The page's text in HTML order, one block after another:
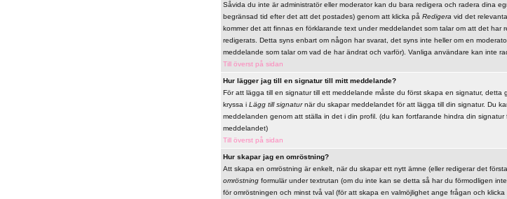
Såvida du inte är administratör eller moderator kan du bara redigera och radera dina
begränsad tid efter det att det postades) genom att klicka på Redigera vid det
kommer det att finnas en förklarande text under meddelandet som talar om att det
redigerats. Detta syns enbart om någon har svarat, det syns inte heller om en
meddelande som talar om vad de har ändrat och varför). Vanliga användare kan inte
Till överst på sidan
Hur lägger jag till en signatur till mitt meddelande?
För att lägga till en signatur till ett meddelande måste du först skapa en signatur,
kryssa i Lägg till signaturnär du skapar meddelandet för att lägga till din signatur. Du
meddelanden genom att ställa in det i din profil. (du kan fortfarande hindra din
meddelandet)
Till överst på sidan
Hur skapar jag en omröstning?
Att skapa en omröstning är enkelt, när du skapar ett nytt ämne (eller redigerar det
omröstningformulär under textrutan (om du inte kan se detta så har du förmodligen
för omröstningen och minst två val (för att skapa en valmöjlighet ange frågan och klicka